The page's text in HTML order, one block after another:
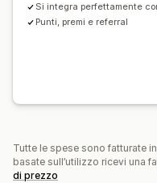
Si integra perfettamente
Punti, premi e referral
Tutte le spese sono fatturate
basate sull’utilizzo ricevi una
di prezzo